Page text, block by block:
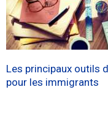
Les principaux outils
pour les immigrants